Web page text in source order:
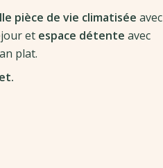
pièce de vie climatisée avec
et espace détente avec
plat.